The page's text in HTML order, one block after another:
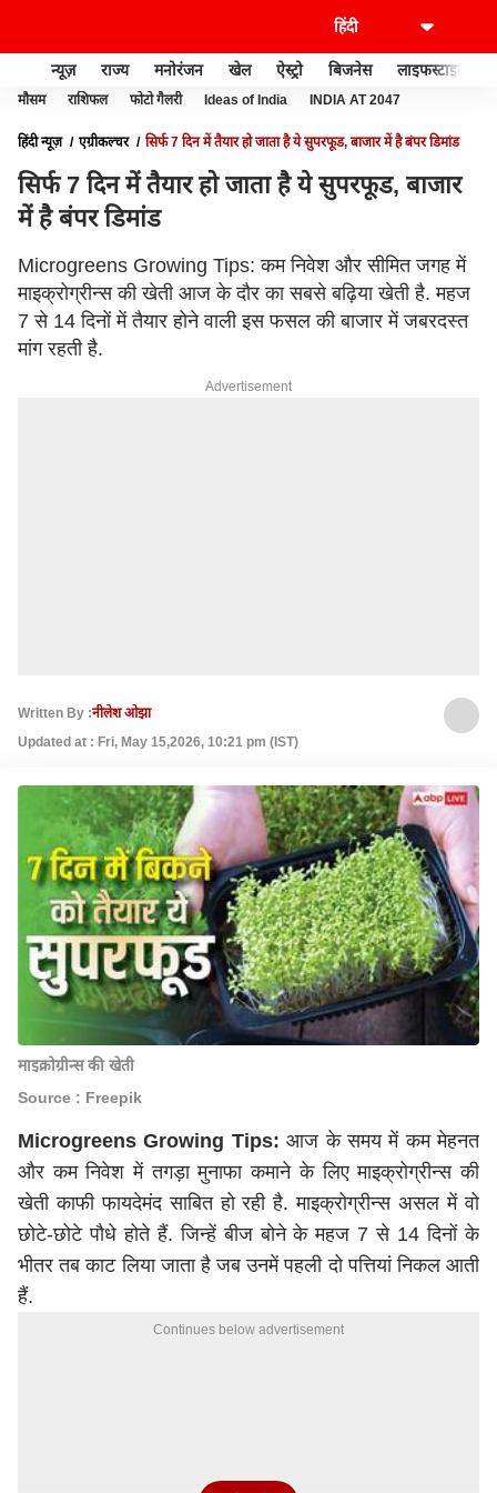
न्यूज़ राज्य मनोरंजन खेल ऐस्ट्रो बिजनेस लाइफस्टाइल
मौसम राशिफल फोटो गैलरी Ideas of India INDIA AT 2047
हिंदी न्यूज़ एग्रीकल्चर सिर्फ 7 दिन में तैयार हो जाता है ये सुपरफूड, बाजार में है बंपर डिमांड
सिर्फ 7 दिन में तैयार हो जाता है ये सुपरफूड, बाजार
में है बंपर डिमांड
Microgreens Growing Tips: कम निवेश और सीमित जगह में
माइक्रोग्रीन्स की खेती आज के दौर का सबसे बढ़िया खेती है. महज
7 से 14 दिनों में तैयार होने वाली इस फसल की बाजार में जबरदस्त
मांग रहती है.
Advertisement
Written By :नीलेश ओझा
Updated at : Fri, May 15,2026, 10:21 pm (IST)
माइक्रोग्रीन्स की खेती
Source : Freepik
Microgreens Growing Tips:आज के समय में कम मेहनत
और कम निवेश में तगड़ा मुनाफा कमाने के लिए माइक्रोग्रीन्स की
खेती काफी फायदेमंद साबित हो रही है. माइक्रोग्रीन्स असल में वो
छोटे-छोटे पौधे होते हैं. जिन्हें बीज बोने के महज 7 से 14 दिनों के
भीतर तब काट लिया जाता है जब उनमें पहली दो पत्तियां निकल आती
हैं.
Continues below advertisement